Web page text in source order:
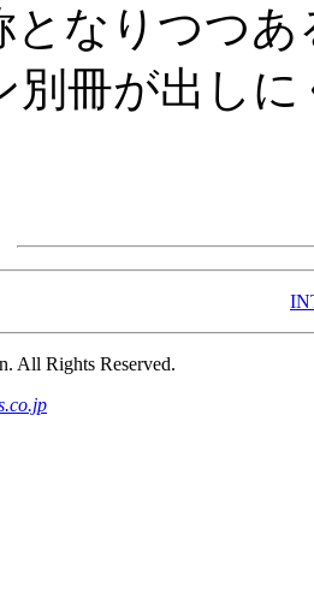
となりつつ
別冊が出し
All Rights Reserved.